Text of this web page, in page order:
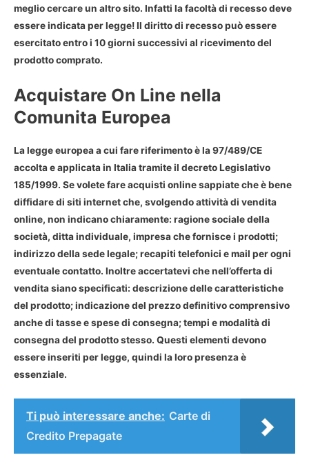
meglio cercare un altro sito. Infatti la facoltà di recesso deve
essere indicata per legge! Il diritto di recesso può essere
esercitato entro i 10 giorni successivi al ricevimento del
prodotto comprato.
Acquistare On Line nella
Comunita Europea
La legge europea a cui fare riferimento è la 97/489/CE
accolta e applicata in Italia tramite il decreto Legislativo
185/1999. Se voletefare acquisti onlinesappiate che è bene
diffidare di siti internet che, svolgendo attività di vendita
online, non indicano chiaramente: ragione sociale della
società, ditta individuale, impresa che fornisce i prodotti;
indirizzo della sede legale; recapiti telefonici e mail per ogni
eventuale contatto. Inoltre accertatevi che nell’offerta di
vendita siano specificati: descrizione delle caratteristiche
del prodotto; indicazione del prezzo definitivo comprensivo
anche di tasse e spese di consegna; tempi e modalità di
consegna del prodotto stesso. Questi elementi devono
essere inseriti per legge, quindi la loro presenza è
essenziale.
Ti può interessare anche: Carte di
Credito Prepagate